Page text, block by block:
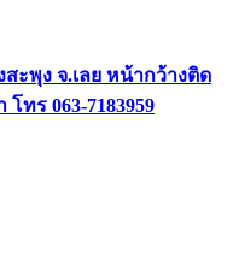
ะพุง จ.เลย หน้ากว้างติด
ทร 063-7183959